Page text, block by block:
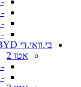
- 2017-2024 (G30)
- 2017-2024 (M5 F90)
- 2024+ (G60)
בי.וואי.די BYD
אטו 2
- 2026+ (DMI)
- 2026+ (חשמלית)